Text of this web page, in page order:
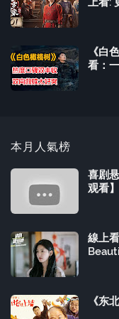
《白
看：
本月人氣榜
喜剧
观看】
線上
《东